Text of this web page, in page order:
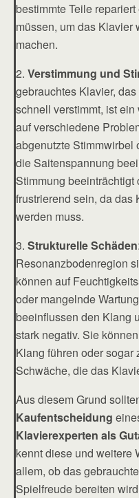
bestimmte Teile
müssen, um das Klavier
machen.
2. Verstimmung und
gebrauchtes Klavier,
schnell verstimmt, ist
auf verschiedene
abgenutzte Stimmwirbel
die Saitenspannung
Stimmung
frustrierend sein, da das
werden muss.
3. Strukturelle Schäden
Resonanzbodenregion
können auf
oder mangelnde
beeinflussen den Klang
stark negativ. Sie
Klang führen oder sogar
Schwäche, die das
Aus diesem Grund
Kaufentscheidung
Klavierexperten als
kennt diese und weitere
allem, ob das
Spielfreude bereiten